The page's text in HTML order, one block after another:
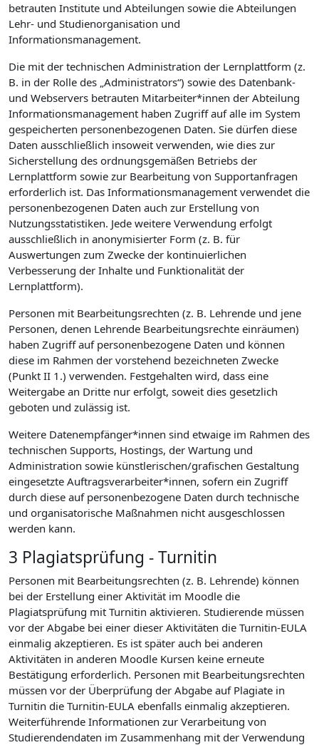
betrauten Institute und Abteilungen sowie die Abteilungen
Lehr- und Studienorganisation und
Informationsmanagement.
Die mit der technischen Administration der Lernplattform (z.
B. in der Rolle des „Administrators“) sowie des Datenbank-
und Webservers betrauten Mitarbeiter*innen der Abteilung
Informationsmanagement haben Zugriff auf alle im System
gespeicherten personenbezogenen Daten. Sie dürfen diese
Daten ausschließlich insoweit verwenden, wie dies zur
Sicherstellung des ordnungsgemäßen Betriebs der
Lernplattform sowie zur Bearbeitung von Supportanfragen
erforderlich ist. Das Informationsmanagement verwendet die
personenbezogenen Daten auch zur Erstellung von
Nutzungsstatistiken. Jede weitere Verwendung erfolgt
ausschließlich in anonymisierter Form (z. B. für
Auswertungen zum Zwecke der kontinuierlichen
Verbesserung der Inhalte und Funktionalität der
Lernplattform).
Personen mit Bearbeitungsrechten (z. B. Lehrende und jene
Personen, denen Lehrende Bearbeitungsrechte einräumen)
haben Zugriff auf personenbezogene Daten und können
diese im Rahmen der vorstehend bezeichneten Zwecke
(Punkt II 1.) verwenden. Festgehalten wird, dass eine
Weitergabe an Dritte nur erfolgt, soweit dies gesetzlich
geboten und zulässig ist.
Weitere Datenempfänger*innen sind etwaige im Rahmen des
technischen Supports, Hostings, der Wartung und
Administration sowie künstlerischen/grafischen Gestaltung
eingesetzte Auftragsverarbeiter*innen, sofern ein Zugriff
durch diese auf personenbezogene Daten durch technische
und organisatorische Maßnahmen nicht ausgeschlossen
werden kann.
3 Plagiatsprüfung - Turnitin
Personen mit Bearbeitungsrechten (z. B. Lehrende) können
bei der Erstellung einer Aktivität im Moodle die
Plagiatsprüfung mit Turnitin aktivieren. Studierende müssen
vor der Abgabe bei einer dieser Aktivitäten die Turnitin-EULA
einmalig akzeptieren. Es ist später auch bei anderen
Aktivitäten in anderen Moodle Kursen keine erneute
Bestätigung erforderlich. Personen mit Bearbeitungsrechten
müssen vor der Überprüfung der Abgabe auf Plagiate in
Turnitin die Turnitin-EULA ebenfalls einmalig akzeptieren.
Weiterführende Informationen zur Verarbeitung von
Studierendendaten im Zusammenhang mit der Verwendung